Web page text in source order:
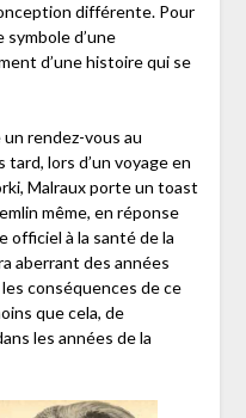
différente. Pour
d’une
d’une histoire qui se
rendez-vous au
tard, lors d’un voyage en
Malraux porte un toast
même, en réponse
officiel à la santé de la
aberrant des années
conséquences de ce
que cela, de
les années de la